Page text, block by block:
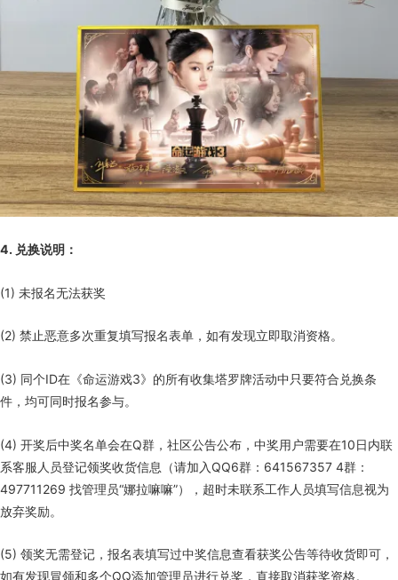
4. 兑换说明：
(1) 未报名无法获奖
(2) 禁止恶意多次重复填写报名表单，如有发现立即取消资格。
(3) 同个ID在《命运游戏3》的所有收集塔罗牌活动中只要符合兑换条
件，均可同时报名参与。
(4) 开奖后中奖名单会在Q群，社区公告公布，中奖用户需要在10日内联
系客服人员登记领奖收货信息（请加入QQ6群：641567357 4群：
497711269 找管理员“娜拉嘛嘛”），超时未联系工作人员填写信息视为
放弃奖励。
(5) 领奖无需登记，报名表填写过中奖信息查看获奖公告等待收货即可，
如有发现冒领和多个QQ添加管理员进行兑奖，直接取消获奖资格。